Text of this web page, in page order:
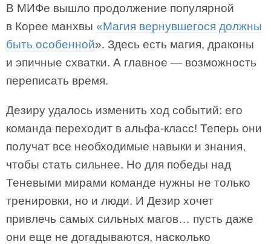
В МИФе вышло продолжение популярной
в Корее манхвы «Магия вернувшегося должны
быть особенной». Здесь есть магия, драконы
и эпичные схватки. А главное — возможность
переписать время.
Дезиру удалось изменить ход событий: его
команда переходит в альфа-класс! Теперь они
получат все необходимые навыки и знания,
чтобы стать сильнее. Но для победы над
Теневыми мирами команде нужны не только
тренировки, но и люди. И Дезир хочет
привлечь самых сильных магов… пусть даже
они еще не догадываются, насколько